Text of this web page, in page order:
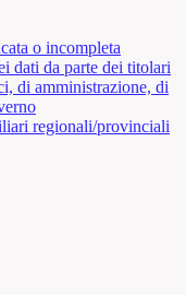
o incompleta
dati da parte dei titolari
di amministrazione, di
regionali/provinciali